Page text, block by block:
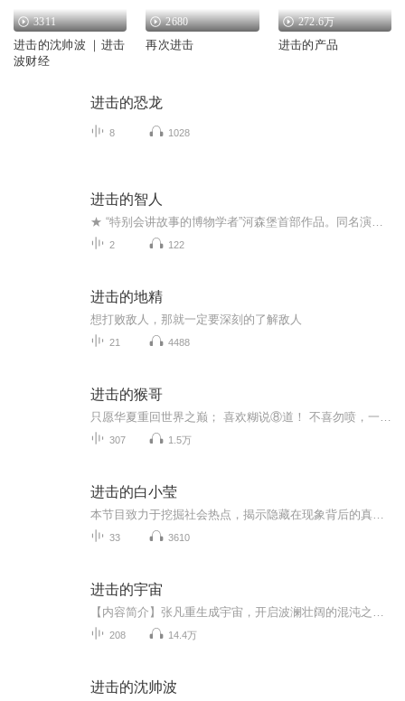
3311
进击的沈帅波 ｜进击
波财经
2680
再次进击
272.6万
进击的产品
进击的恐龙
8 1028
进击的智人
2 122
进击的地精
想打败敌人，那就一定要深刻的了解敌人
21 4488
进击的猴哥
307 1.5万
进击的白小莹
33 3610
进击的宇宙
208 14.4万
进击的沈帅波